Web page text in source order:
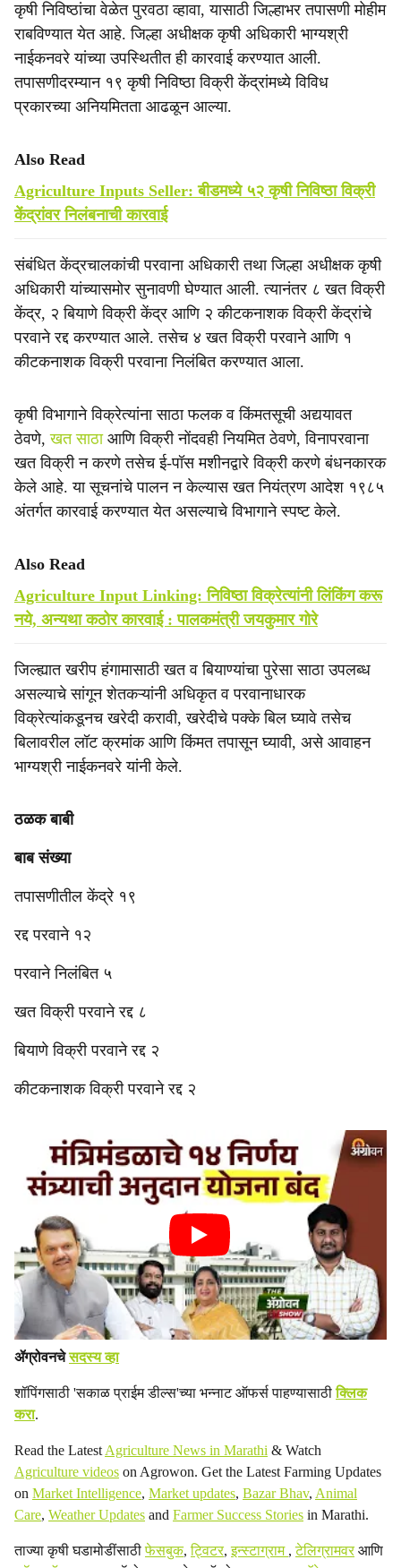
कृषी निविष्ठांचा वेळेत पुरवठा व्हावा, यासाठी जिल्हाभर तपासणी मोहीम
राबविण्यात येत आहे. जिल्हा अधीक्षक कृषी अधिकारी भाग्यश्री
नाईकनवरे यांच्या उपस्थितीत ही कारवाई करण्यात आली.
तपासणीदरम्यान १९ कृषी निविष्ठा विक्री केंद्रांमध्ये विविध
प्रकारच्या अनियमितता आढळून आल्या.
Also Read
Agriculture Inputs Seller: बीडमध्ये ५२ कृषी निविष्ठा विक्री
केंद्रांवर निलंबनाची कारवाई
संबंधित केंद्रचालकांची परवाना अधिकारी तथा जिल्हा अधीक्षक कृषी
अधिकारी यांच्यासमोर सुनावणी घेण्यात आली. त्यानंतर ८ खत विक्री
केंद्र, २ बियाणे विक्री केंद्र आणि २ कीटकनाशक विक्री केंद्रांचे
परवाने रद्द करण्यात आले. तसेच ४ खत विक्री परवाने आणि १
कीटकनाशक विक्री परवाना निलंबित करण्यात आला.
कृषी विभागाने विक्रेत्यांना साठा फलक व किंमतसूची अद्ययावत
ठेवणे,खत साठा आणि विक्री नोंदवही नियमित ठेवणे, विनापरवाना
खत विक्री न करणे तसेच ई-पॉस मशीनद्वारे विक्री करणे बंधनकारक
केले आहे. या सूचनांचे पालन न केल्यास खत नियंत्रण आदेश १९८५
अंतर्गत कारवाई करण्यात येत असल्याचे विभागाने स्पष्ट केले.
Also Read
Agriculture Input Linking: निविष्ठा विक्रेत्यांनी लिंकिंग करू
नये, अन्यथा कठोर कारवाई : पालकमंत्री जयकुमार गोरे
जिल्ह्यात खरीप हंगामासाठी खत व बियाण्यांचा पुरेसा साठा उपलब्ध
असल्याचे सांगून शेतकऱ्यांनी अधिकृत व परवानाधारक
विक्रेत्यांकडूनच खरेदी करावी, खरेदीचे पक्के बिल घ्यावे तसेच
बिलावरील लॉट क्रमांक आणि किंमत तपासून घ्यावी, असे आवाहन
भाग्यश्री नाईकनवरे यांनी केले.
ठळक बाबी
बाब संख्या
तपासणीतील केंद्रे १९
रद्द परवाने १२
परवाने निलंबित ५
खत विक्री परवाने रद्द ८
बियाणे विक्री परवाने रद्द २
कीटकनाशक विक्री परवाने रद्द २
ॲग्रोवनचेसदस्य व्हा
शॉपिंगसाठी 'सकाळ प्राईम डील्स'च्या भन्नाट ऑफर्स पाहण्यासाठीक्लिक
करा.
Read the Latest Agriculture News in Marathi & Watch
Agriculture videos on Agrowon. Get the Latest Farming Updates
on Market Intelligence, Market updates, Bazar Bhav, Animal
Care, Weather Updates and Farmer Success Stories in Marathi.
ताज्या कृषी घडामोडींसाठीफेसबुक,ट्विटर,इन्स्टाग्राम ,टेलिग्रामवरआणि